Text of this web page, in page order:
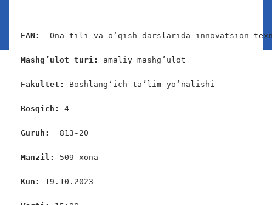
FAN: Ona tili va o‘qish darslarida innovatsion
Mashg’ulot turi: amaliy mashg’ulot
Fakultet: Boshlang‘ich ta’lim yo‘nalishi
Bosqich: 4
Guruh: 813-20
Manzil: 509-xona
Kun: 19.10.2023